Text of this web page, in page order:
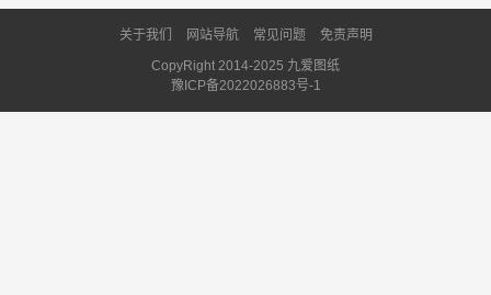
关于我们 网站导航 常见问题
免责声明
CopyRight 2014-2025 九爱图纸
豫ICP备2022026883号-1